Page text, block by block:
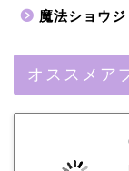
魔法ショウ
オススメア